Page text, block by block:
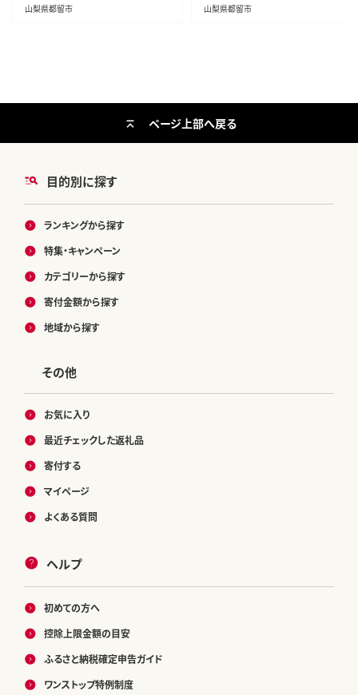
山梨県都留市 山梨県都留市
目的別に探す
ランキングから探す
特集・キャンペーン
カテゴリーから探す
寄付金額から探す
地域から探す
その他
お気に入り
最近チェックした返礼品
寄付する
マイページ
よくある質問
ヘルプ
初めての方へ
控除上限金額の目安
ふるさと納税確定申告ガイド
ワンストップ特例制度
ページ上部へ戻る